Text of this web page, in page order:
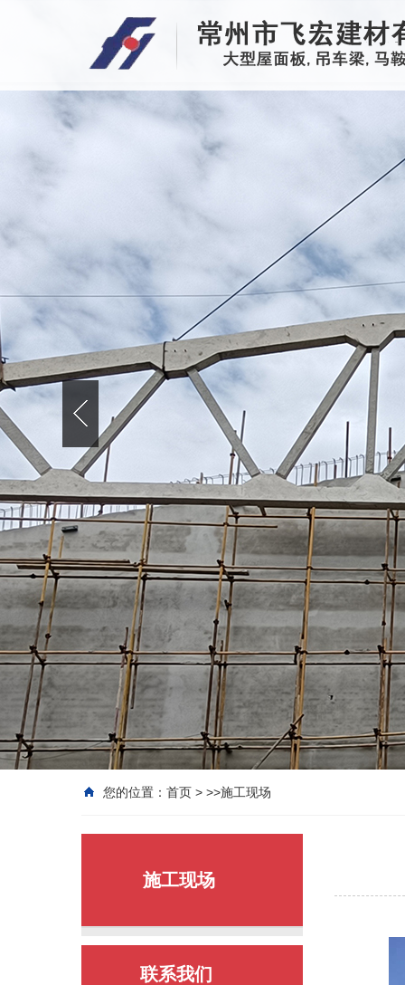
您的位置： 首页 > >>施工现场
施工现场
联系我们